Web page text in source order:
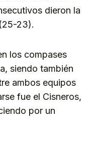
dieron la
23).
los compases
siendo también
ambos equipos
fue el Cisneros,
por un